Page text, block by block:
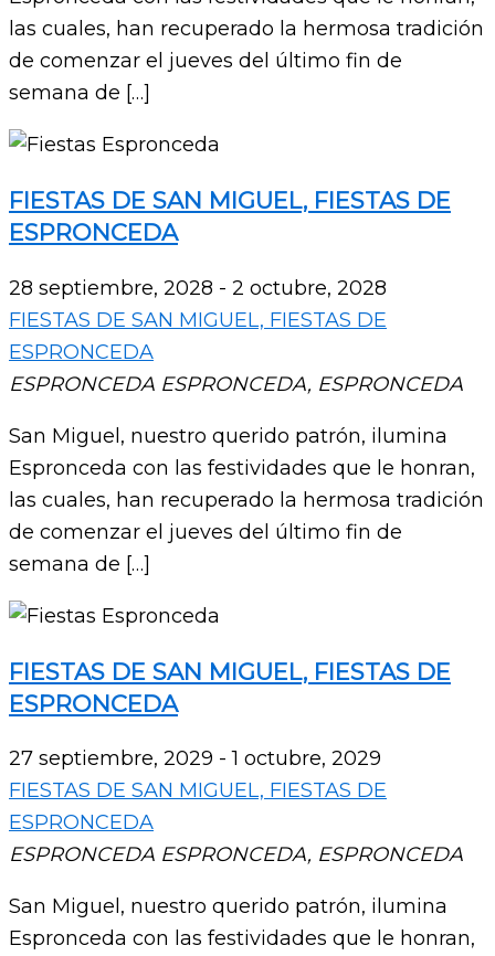
las cuales, han recuperado la hermosa tradición
de comenzar el jueves del último fin de
semana de […]
FIESTAS DE SAN MIGUEL, FIESTAS DE
ESPRONCEDA
28 septiembre, 2028 - 2 octubre, 2028
FIESTAS DE SAN MIGUEL, FIESTAS DE
ESPRONCEDA
ESPRONCEDA ESPRONCEDA, ESPRONCEDA
San Miguel, nuestro querido patrón, ilumina
Espronceda con las festividades que le honran,
las cuales, han recuperado la hermosa tradición
de comenzar el jueves del último fin de
semana de […]
FIESTAS DE SAN MIGUEL, FIESTAS DE
ESPRONCEDA
27 septiembre, 2029 -1 octubre, 2029
FIESTAS DE SAN MIGUEL, FIESTAS DE
ESPRONCEDA
ESPRONCEDA ESPRONCEDA, ESPRONCEDA
San Miguel, nuestro querido patrón, ilumina
Espronceda con las festividades que le honran,